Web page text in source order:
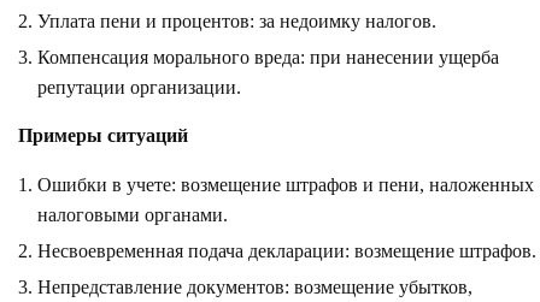
Уплата пени и процентов: за недоимку налогов.
Компенсация морального вреда: при нанесении ущерба
репутации организации.
Примеры ситуаций
Ошибки в учете: возмещение штрафов и пени, наложенных
налоговыми органами.
Несвоевременная подача декларации: возмещение штрафов.
Непредставление документов: возмещение убытков,